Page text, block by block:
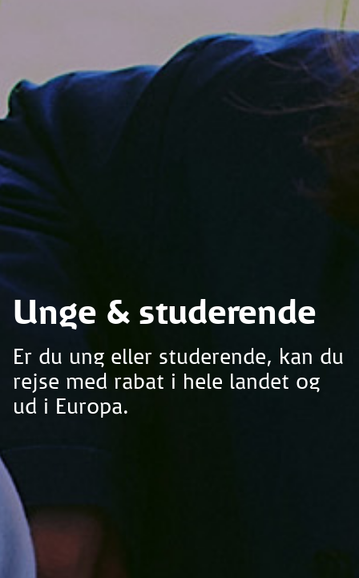
Unge & studerende
Er du ung eller studerende, kan du
rejse med rabat i hele landet og
ud i Europa.